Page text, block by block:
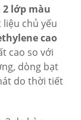
2 lớp màu
chủ yếu
cao
cao so với
dòng bạt
do thời tiết